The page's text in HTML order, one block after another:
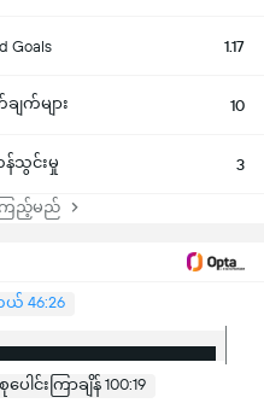
Goals 1.17
ျက်များ 10
န်သွင်းမှု 3
ြည့်မည်
46:26
ပေါင်းကြာချိန် 100:19